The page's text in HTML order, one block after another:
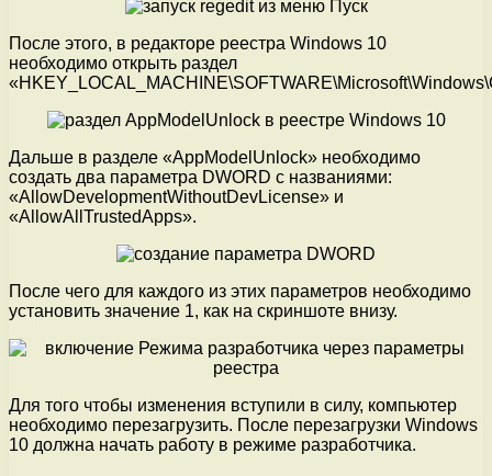
После этого, в редакторе реестра Windows 10
необходимо открыть раздел
Дальше в разделе «AppModelUnlock» необходимо
создать два параметра DWORD с названиями:
«AllowDevelopmentWithoutDevLicense» и
«AllowAllTrustedApps».
После чего для каждого из этих параметров необходимо
установить значение 1, как на скриншоте внизу.
Для того чтобы изменения вступили в силу, компьютер
необходимо перезагрузить. После перезагрузки Windows
10 должна начать работу в режиме разработчика.